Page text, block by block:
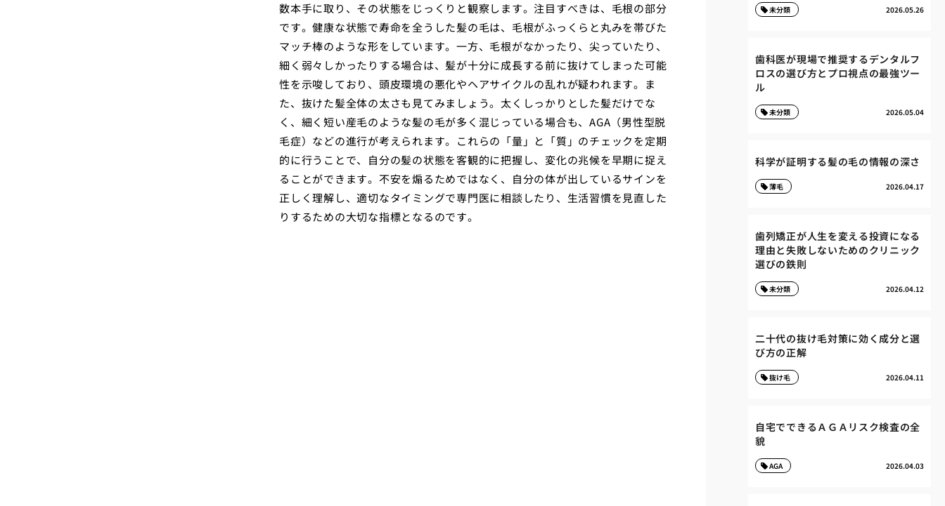
数本手に取り、その状態をじっくりと観察します。注目すべきは、毛根の部分
です。健康な状態で寿命を全うした髪の毛は、毛根がふっくらと丸みを帯びた
マッチ棒のような形をしています。一方、毛根がなかったり、尖っていたり、
細く弱々しかったりする場合は、髪が十分に成長する前に抜けてしまった可能
性を示唆しており、頭皮環境の悪化やヘアサイクルの乱れが疑われます。ま
た、抜けた髪全体の太さも見てみましょう。太くしっかりとした髪だけでな
く、細く短い産毛のような髪の毛が多く混じっている場合も、AGA（男性型脱
毛症）などの進行が考えられます。これらの「量」と「質」のチェックを定期
的に行うことで、自分の髪の状態を客観的に把握し、変化の兆候を早期に捉え
ることができます。不安を煽るためではなく、自分の体が出しているサインを
正しく理解し、適切なタイミングで専門医に相談したり、生活習慣を見直した
りするための大切な指標となるのです。
2026.05.26
未分類
歯科医が現場で推奨するデンタルフ
ロスの選び方とプロ視点の最強ツー
ル
2026.05.04
未分類
科学が証明する髪の毛の情報の深さ
2026.04.17
薄毛
歯列矯正が人生を変える投資になる
理由と失敗しないためのクリニック
選びの鉄則
2026.04.12
未分類
二十代の抜け毛対策に効く成分と選
び方の正解
2026.04.11
抜け毛
自宅でできるＡＧＡリスク検査の全
貌
2026.04.03
AGA